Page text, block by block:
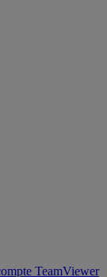
TeamViewer